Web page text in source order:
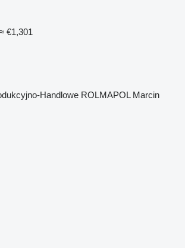
≈ €1,301
Handlowe ROLMAPOL Marcin